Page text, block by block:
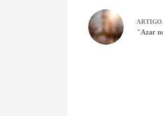
ARTIGO
"Azar